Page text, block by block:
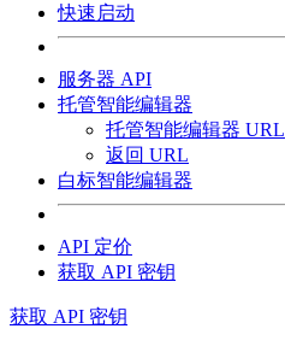
快速启动
服务器 API
托管智能编辑器
托管智能编辑器 URL
返回 URL
白标智能编辑器
API 定价
获取 API 密钥
获取 API 密钥